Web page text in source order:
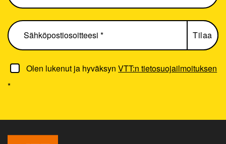
Olen lukenut ja hyväksynVTT:n tietosuojailmoituksen
*